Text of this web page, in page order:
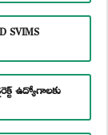
SVIMS
ఉద్యోగాలకు